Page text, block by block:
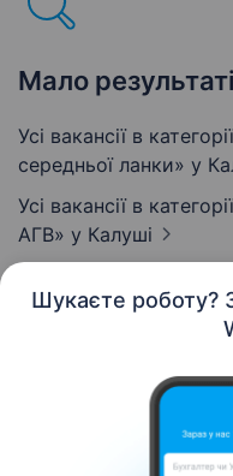
Шукаєте роботу?
Мало
Усі вакансії в
середньої ланки» у
Усі вакансії в
АГВ» у Калуші